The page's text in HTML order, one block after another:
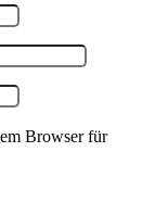
Browser für